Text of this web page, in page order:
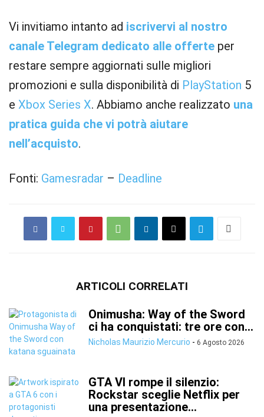
Vi invitiamo intanto ad iscrivervi al nostro
canale Telegram dedicato alle offerte per
restare sempre aggiornati sulle migliori
promozioni e sulla disponibilità di PlayStation 5
e Xbox Series X. Abbiamo anche realizzato una
pratica guida che vi potrà aiutare
nell’acquisto.
Fonti: Gamesradar – Deadline
ARTICOLI CORRELATI
Onimusha: Way of the Sword
ci ha conquistati: tre ore con...
Nicholas Maurizio Mercurio - 6 Agosto 2026
GTA VI rompe il silenzio:
Rockstar sceglie Netflix per
una presentazione...